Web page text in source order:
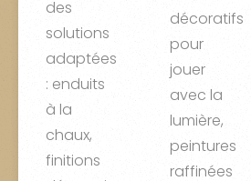
des
solutions
adaptées
: enduits
à la
chaux,
finitions
décoratifs
pour
jouer
avec la
lumière,
peintures
raffinées